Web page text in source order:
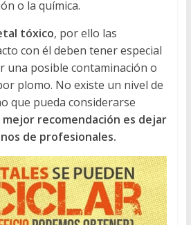
o la química.
tóxico, por ello las
con él deben tener especial
una posible contaminación o
plomo. No existe un nivel de
que pueda considerarse
mejor recomendación es dejar
de profesionales.